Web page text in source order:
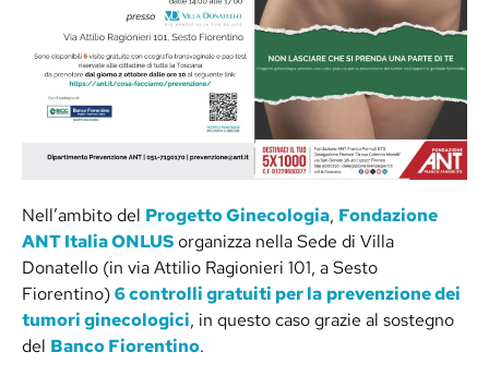
Nell’ambito del Progetto Ginecologia, Fondazione
ANT Italia ONLUSorganizza nella Sede di Villa
Donatello (in via Attilio Ragionieri 101, a Sesto
Fiorentino)6 controlli gratuiti per la prevenzione dei
tumori ginecologici, in questo caso grazie al sostegno
del Banco Fiorentino.